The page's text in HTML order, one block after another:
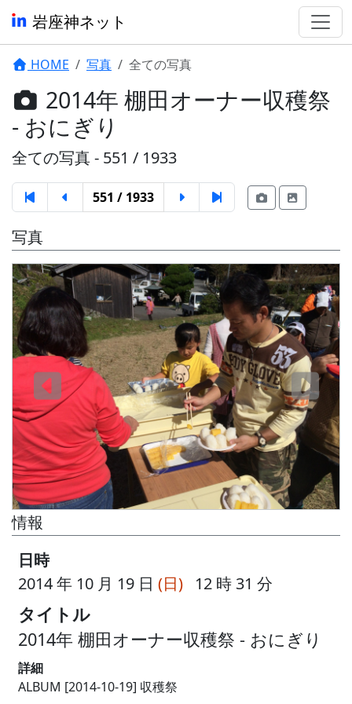
岩座神ネット
HOME 写真 全ての写真
2014年 棚田オーナー収穫祭
- おにぎり
全ての写真 - 551 / 1933
551 / 1933
写真
情報
日時
2014 年 10 月 19 日 (日) 12 時 31 分
タイトル
2014年 棚田オーナー収穫祭 - おにぎり
詳細
ALBUM [2014-10-19] 収穫祭